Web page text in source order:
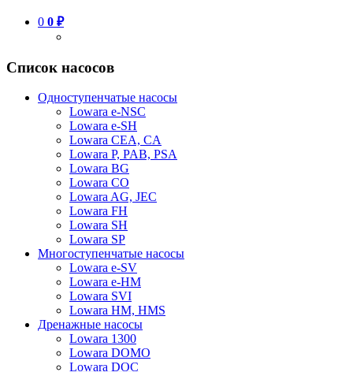
0 0 ₽
Список насосов
Одноступенчатые насосы
Lowara e-NSC
Lowara e-SH
Lowara CEA, CA
Lowara P, PAB, PSA
Lowara BG
Lowara CO
Lowara AG, JEC
Lowara FH
Lowara SH
Lowara SP
Многоступенчатые насосы
Lowara e-SV
Lowara e-HM
Lowara SVI
Lowara HM, HMS
Дренажные насосы
Lowara 1300
Lowara DOMO
Lowara DOC